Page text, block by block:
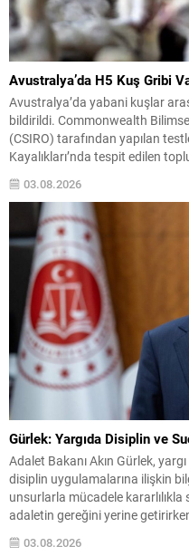
Avustralya’da H5 Kuş Gribi
Avustralya’da yabani kuşlar
bildirildi. Commonwealth
(CSIRO) tarafından yapılan
Kayalıkları’nda tespit edilen
doğruladı. Vaka teyitleri sadece
Western Australia, New South
03.08.2026
Gürlek: Yargıda Disiplin ve
Adalet Bakanı Akın Gürlek,
disiplin uygulamalarına ilişkin
unsurlarla mücadele
adaletin gereğini yerine
geçerli olduğunu söyledi.
03.08.2026